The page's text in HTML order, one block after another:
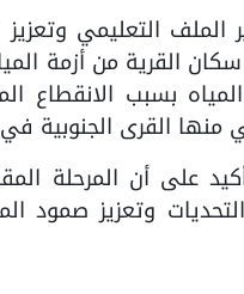
التعليمي وتعزيز
القرية من أزمة
بسبب الانقطاع
القرى الجنوبية
على أن المرحلة
وتعزيز صمود